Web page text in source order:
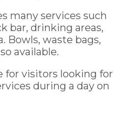
many services such
bar, drinking areas,
Bowls, waste bags,
available.
for visitors looking for
during a day on